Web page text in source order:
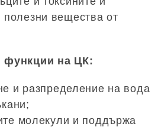
полезни вещества от
функции на ЦК:
и разпределение на вода
молекули и поддържа